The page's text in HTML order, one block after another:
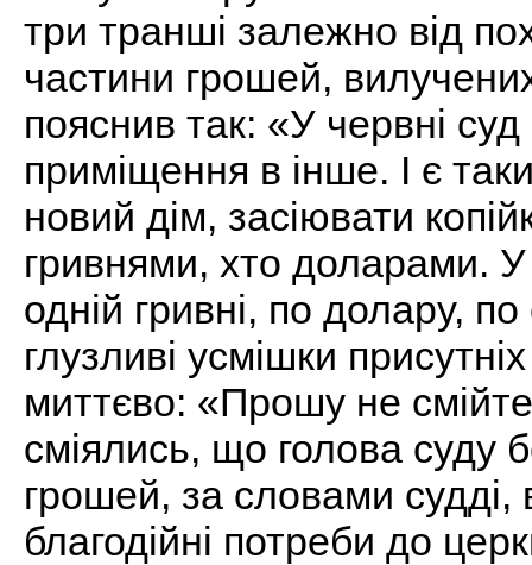
три транші залежно від
частини грошей,
пояснив так: «У червні
приміщення в інше. І є
новий дім, засіювати
гривнями, хто доларами.
одній гривні, по долару,
глузливі усмішки
миттєво: «Прошу не
сміялись, що голова суду
грошей, за словами судді,
благодійні потреби до